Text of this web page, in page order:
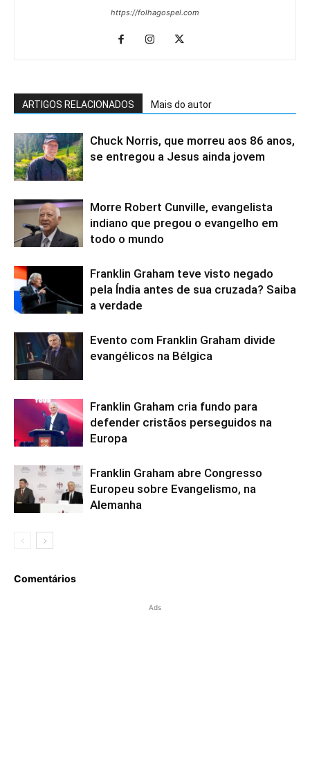
https://folhagospel.com
ARTIGOS RELACIONADOS Mais do autor
Chuck Norris, que morreu aos 86 anos,
se entregou a Jesus ainda jovem
Morre Robert Cunville, evangelista
indiano que pregou o evangelho em
todo o mundo
Franklin Graham teve visto negado
pela Índia antes de sua cruzada? Saiba
a verdade
Evento com Franklin Graham divide
evangélicos na Bélgica
Franklin Graham cria fundo para
defender cristãos perseguidos na
Europa
Franklin Graham abre Congresso
Europeu sobre Evangelismo, na
Alemanha
Comentários
Ads